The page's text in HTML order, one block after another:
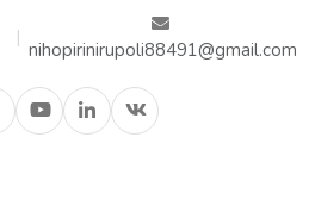
|
nihopirinirupoli88491@gmail.com